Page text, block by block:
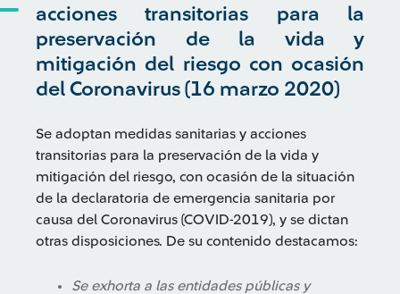
acciones transitorias para la
preservación de la vida y
mitigación del riesgo con ocasión
del Coronavirus (16 marzo 2020)
Se adoptan medidas sanitarias y acciones
transitorias para la preservación de la vida y
mitigación del riesgo, con ocasión de la situación
de la declaratoria de emergencia sanitaria por
causa del Coronavirus (COVID-2019), y se dictan
otras disposiciones. De su contenido destacamos:
Se exhorta a las entidades públicas y